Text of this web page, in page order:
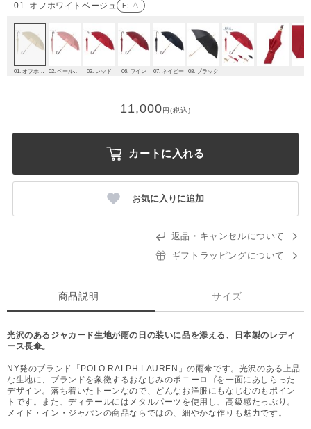
01. オフホワイトベージュ F: △
03. レッド 06. ワイン 07. ネイビー 08. ブラック
11,000円(税込)
カートに入れる
お気に入りに追加
返品・キャンセルについて
ギフトラッピングについて
商品説明 サイズ
光沢のあるジャカード生地が雨の日の装いに品を添える、日本製のレディ
ース長傘。
NY発のブランド「POLO RALPH LAUREN」の雨傘です。光沢のある上品
な生地に、ブランドを象徴するおなじみのポニーロゴを一面にあしらった
デザイン。落ち着いたトーンなので、どんなお洋服にもなじむのもポイン
トです。また、ディテールにはメタルパーツを使用し、高級感たっぷり。
メイド・イン・ジャパンの商品ならではの、細やかな作りも魅力です。